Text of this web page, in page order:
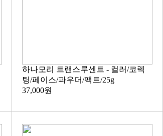
하나모리 트랜스루센트 - 컬러/코렉
팅/페이스/파우더/팩트/25g
37,000원